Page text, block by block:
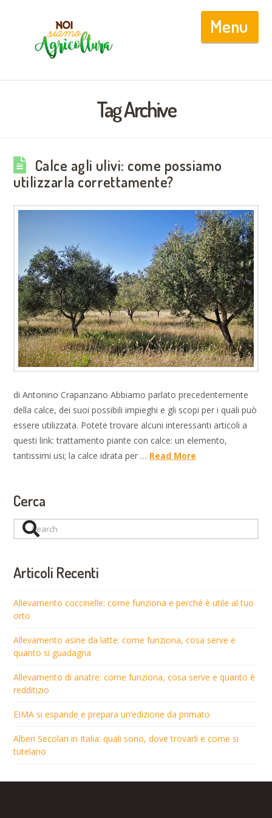
Tag Archive
Calce agli ulivi: come possiamo
utilizzarla correttamente?
di Antonino Crapanzano Abbiamo parlato precedentemente
della calce, dei suoi possibili impieghi e gli scopi per i quali può
essere utilizzata. Potete trovare alcuni interessanti articoli a
questi link: trattamento piante con calce: un elemento,
tantissimi usi; la calce idrata per … Read More
Cerca
Search
Articoli Recenti
Allevamento coccinelle: come funziona e perché è utile al tuo
orto
Allevamento asine da latte: come funziona, cosa serve e
quanto si guadagna
Allevamento di anatre: come funziona, cosa serve e quanto è
redditizio
EIMA si espande e prepara un’edizione da primato
Alberi Secolari in Italia: quali sono, dove trovarli e come si
tutelano